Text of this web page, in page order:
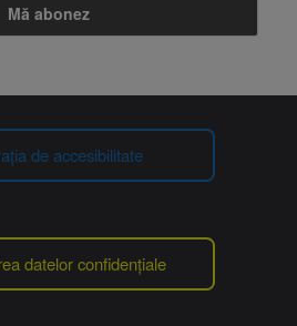
de accesibilitate
datelor confidențiale